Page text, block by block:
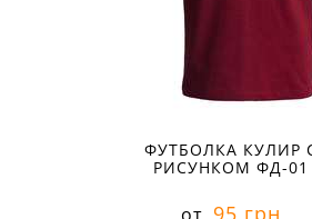
ФУТБОЛКА КУЛИР
РИСУНКОМ ФД-01
95 грн